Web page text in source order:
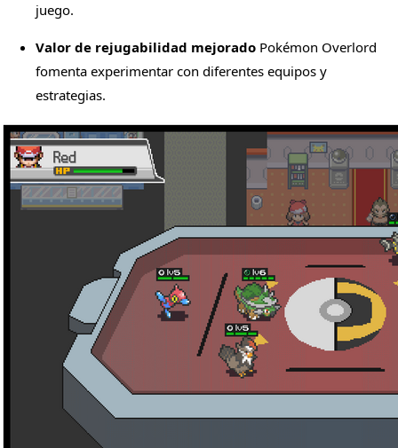
juego.
Valor de rejugabilidad mejorado Pokémon Overlord
fomenta experimentar con diferentes equipos y
estrategias.